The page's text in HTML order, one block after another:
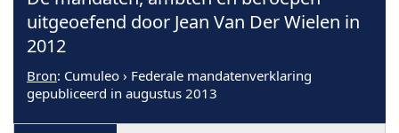
uitgeoefend door Jean Van Der Wielen in
2012
Bron: Cumuleo › Federale mandatenverklaring
gepubliceerd in augustus 2013